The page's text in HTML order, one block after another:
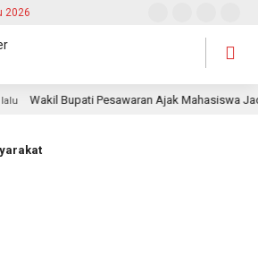
2026
Wakil Bupati Pesawaran Ajak Mahasiswa Jadi